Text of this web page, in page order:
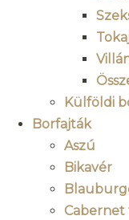
Külföldi
Borfajták
Aszú
Bikavér
Cabernet